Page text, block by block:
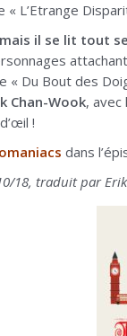
L’Etrange
il se lit tout
« Du Bout des
Chan-Wook, avec
!
dans
18, traduit par